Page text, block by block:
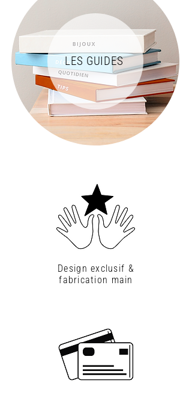
LES GUIDES
Design exclusif &
fabrication main